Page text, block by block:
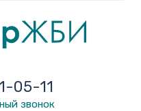
05-11
звонок